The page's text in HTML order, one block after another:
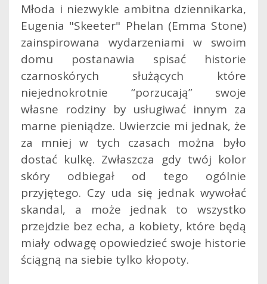
Młoda i niezwykle ambitna dziennikarka,
Eugenia "Skeeter" Phelan (Emma Stone)
zainspirowana wydarzeniami w swoim
domu postanawia spisać historie
czarnoskórych służących które
niejednokrotnie “porzucają” swoje
własne rodziny by usługiwać innym za
marne pieniądze. Uwierzcie mi jednak, że
za mniej w tych czasach można było
dostać kulkę. Zwłaszcza gdy twój kolor
skóry odbiegał od tego ogólnie
przyjętego. Czy uda się jednak wywołać
skandal, a może jednak to wszystko
przejdzie bez echa, a kobiety, które będą
miały odwagę opowiedzieć swoje historie
ściągną na siebie tylko kłopoty.